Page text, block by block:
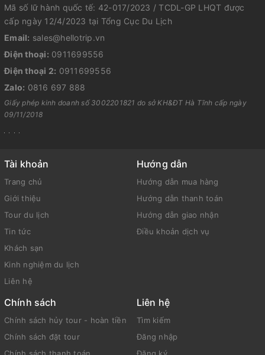
Mã số lữ hành quốc tế: 42-017/2023 / TCDL-GP LHQT được
cấp ngày 12/4/2023 tại Tổng Cục Du Lịch
Email: sales@hellotrip.vn
Điện thoại: 0911699556
Điện thoại 2: 0911699556
Zalo: 0816 697 888
Giấy phép kinh doanh số 3002201821 do sở KH&ĐT Hà Tĩnh cấp ngày
09/11/2018
Tài khoản
Trang chủ
Giới thiệu
Tour du lịch
Tin tức
Khách sạn
Kinh nghiệm du lịch
Liên hệ
Hướng dẫn
Hướng dẫn mua hàng
Hướng dẫn thanh toán
Hướng dẫn giao nhận
Điều khoản dịch vụ
Chính sách
Chính sách hủy tour - hoàn tiền
Chính sách đặt tour
Liên hệ
Tìm kiếm
Đăng nhập